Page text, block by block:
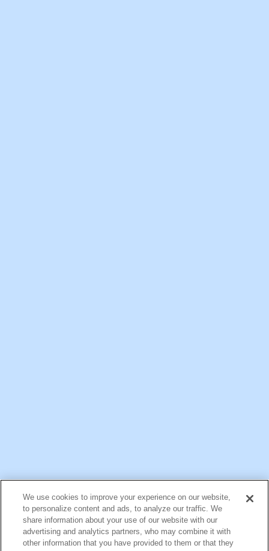
お問い合わせサイトマップ個人情報保護について電子公告
アクセシビリティへの対応方針
ご利用規約 明治グループのDX
Cookie Settings
We use cookies to improve your experience on our website,
to personalize content and ads, to analyze our traffic. We
share information about your use of our website with our
advertising and analytics partners, who may combine it with
other information that you have provided to them or that they